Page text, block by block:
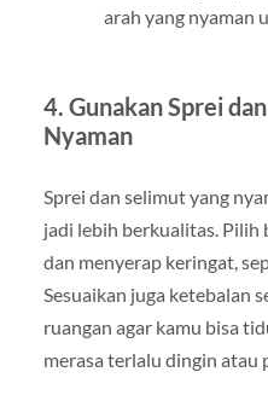
arah yang nyaman
4. Gunakan Sprei
Nyaman
Sprei dan selimut yang
jadi lebih berkualitas. Pilih
dan menyerap keringat,
Sesuaikan juga ketebalan
ruangan agar kamu bisa
merasa terlalu dingin atau